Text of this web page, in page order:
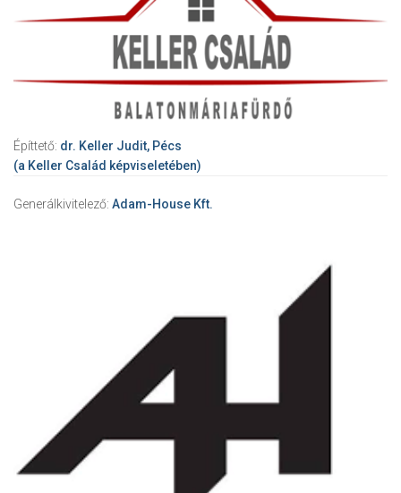
Építtető: dr. Keller Judit, Pécs
(a Keller Család képviseletében)
Generálkivitelező: Adam-House Kft.